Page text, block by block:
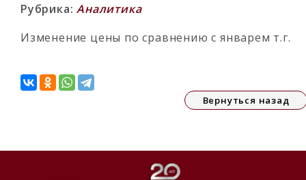
Рубрика:Аналитика
Изменение цены по сравнению с январем т.г.
Вернуться назад